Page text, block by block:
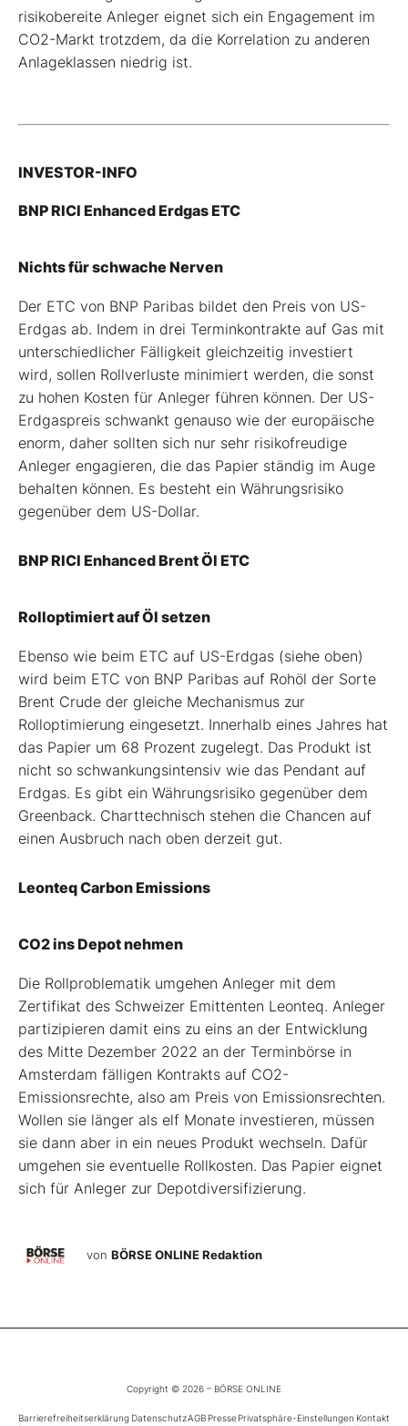
risikobereite Anleger eignet sich ein Engagement im
CO2-Markt trotzdem, da die Korrelation zu anderen
Anlageklassen niedrig ist.
INVESTOR-INFO
BNP RICI Enhanced Erdgas ETC
Nichts für schwache Nerven
Der ETC von BNP Paribas bildet den Preis von US-
Erdgas ab. Indem in drei Terminkontrakte auf Gas mit
unterschiedlicher Fälligkeit gleichzeitig investiert
wird, sollen Rollverluste minimiert werden, die sonst
zu hohen Kosten für Anleger führen können. Der US-
Erdgaspreis schwankt genauso wie der europäische
enorm, daher sollten sich nur sehr risikofreudige
Anleger engagieren, die das Papier ständig im Auge
behalten können. Es besteht ein Währungsrisiko
gegenüber dem US-Dollar.
BNP RICI Enhanced Brent Öl ETC
Rolloptimiert auf Öl setzen
Ebenso wie beim ETC auf US-Erdgas (siehe oben)
wird beim ETC von BNP Paribas auf Rohöl der Sorte
Brent Crude der gleiche Mechanismus zur
Rolloptimierung eingesetzt. Innerhalb eines Jahres hat
das Papier um 68 Prozent zugelegt. Das Produkt ist
nicht so schwankungsintensiv wie das Pendant auf
Erdgas. Es gibt ein Währungsrisiko gegenüber dem
Greenback. Charttechnisch stehen die Chancen auf
einen Ausbruch nach oben derzeit gut.
Leonteq Carbon Emissions
CO2 ins Depot nehmen
Die Rollproblematik umgehen Anleger mit dem
Zertifikat des Schweizer Emittenten Leonteq. Anleger
partizipieren damit eins zu eins an der Entwicklung
des Mitte Dezember 2022 an der Terminbörse in
Amsterdam fälligen Kontrakts auf CO2-
Emissionsrechte, also am Preis von Emissionsrechten.
Wollen sie länger als elf Monate investieren, müssen
sie dann aber in ein neues Produkt wechseln. Dafür
umgehen sie eventuelle Rollkosten. Das Papier eignet
sich für Anleger zur Depotdiversifizierung.
von BÖRSE ONLINE Redaktion
Copyright © 2026 – BÖRSE ONLINE
Barrierefreiheitserklärung DatenschutzAGB PressePrivatsphäre-Einstellungen Kontakt